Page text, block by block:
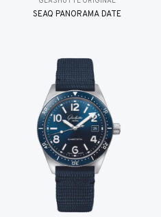
SEAQ PANORAMA DATE